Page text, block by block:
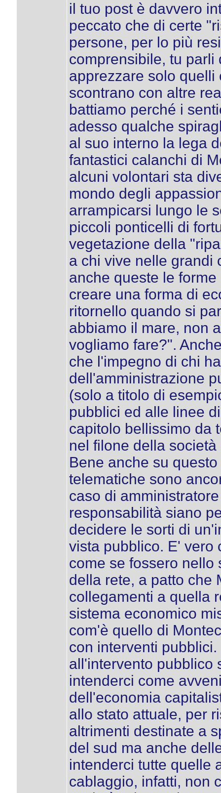
il tuo post è davvero
peccato che di certe
persone, per lo più
comprensibile, tu
apprezzare solo
scontrano con altre
battiamo perché i
adesso qualche
al suo interno la lega
fantastici calanchi di
alcuni volontari sta
mondo degli
arrampicarsi lungo le
piccoli ponticelli di
vegetazione della
a chi vive nelle grandi
anche queste le
creare una forma di
ritornello quando si
abbiamo il mare, non
vogliamo fare?".
che l'impegno di chi
dell'amministrazione
(solo a titolo di
pubblici ed alle linee
capitolo bellissimo da
nel filone della
Bene anche su
telematiche sono
caso di
responsabilità siano
decidere le sorti di
vista pubblico. E' vero
come se fossero nello
della rete, a patto che
collegamenti a quella
sistema economico
com'è quello di
con interventi
all'intervento pubblico
intenderci come
dell'economia
allo stato attuale, per
altrimenti destinate a
del sud ma anche
intenderci tutte quelle
cablaggio, infatti, non